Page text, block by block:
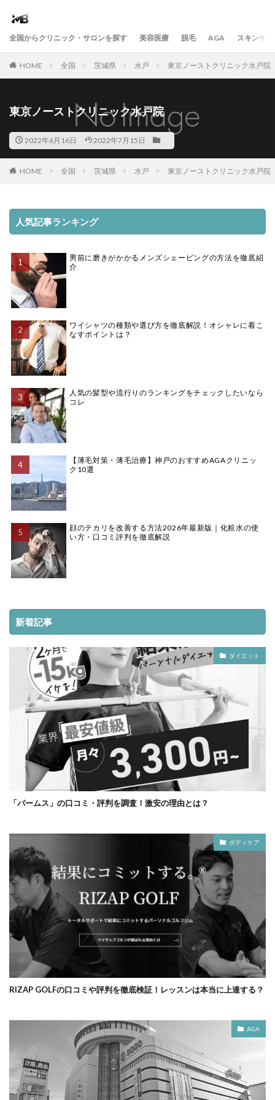
全国からクリニック・サロンを探す 美容医療 脱毛 AGA スキンケア
HOME 全国 茨城県 水戸 東京ノーストクリニック水戸院
東京ノーストクリニック水戸院
2022年6月16日 2022年7月15日
HOME 全国 茨城県 水戸 東京ノーストクリニック水戸院
人気記事ランキング
男前に磨きがかかるメンズシェービングの方法を徹底紹
介
ワイシャツの種類や選び方を徹底解説！オシャレに着こ
なすポイントは？
人気の髪型や流行りのランキングをチェックしたいなら
コレ
【薄毛対策・薄毛治療】神戸のおすすめAGAクリニッ
ク10選
顔のテカリを改善する方法2026年最新版｜化粧水の使
い方・口コミ評判を徹底解説
新着記事
ダイエット
「パームス」の口コミ・評判を調査！激安の理由とは？
ボディケア
RIZAP GOLFの口コミや評判を徹底検証！レッスンは本当に上達する？
AGA